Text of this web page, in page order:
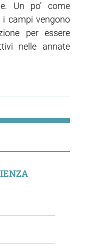
Un po’ come
i campi vengono
per essere
nelle annate